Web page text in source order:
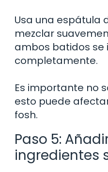
Usa una espátula
mezclar
ambos batidos se
completamente.
Es importante no
esto puede
fosh.
Paso 5:
ingredientes